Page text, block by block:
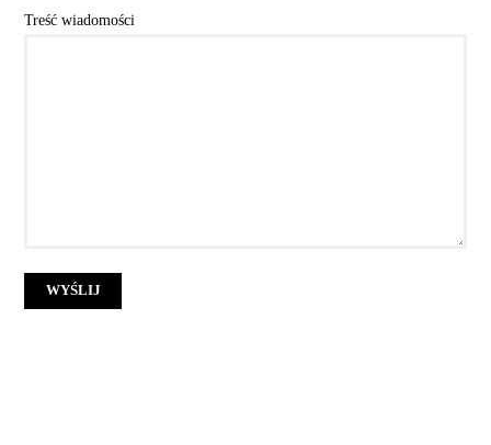
Treść wiadomości